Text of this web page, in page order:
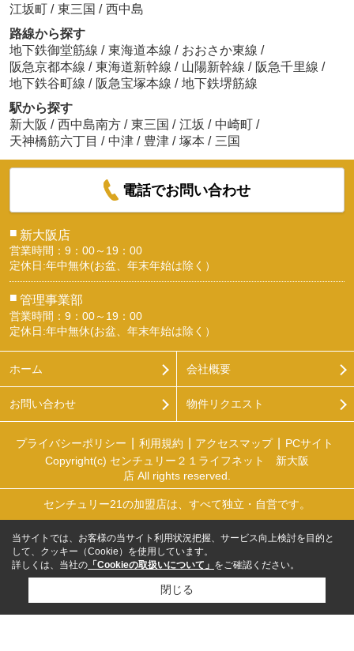
江坂町 / 東三国 / 西中島
路線から探す
地下鉄御堂筋線 / 東海道本線 / おおさか東線 /
阪急京都本線 / 東海道新幹線 / 山陽新幹線 / 阪急千里線 /
地下鉄谷町線 / 阪急宝塚本線 / 地下鉄堺筋線
駅から探す
新大阪 / 西中島南方 / 東三国 / 江坂 / 中崎町 /
天神橋筋六丁目 / 中津 / 豊津 / 塚本 / 三国
電話でお問い合わせ
■ 新大阪店
営業時間：9：00～19：00
定休日:年中無休(お盆、年末年始は除く）
■ 管理事業部
営業時間：9：00～19：00
定休日:年中無休(お盆、年末年始は除く）
ホーム 会社概要
お問い合わせ 物件リクエスト
プライバシーポリシー 利用規約 アクセスマップ
PCサイト
Copyright(c) センチュリー２１ライフネット 新大阪
店 All rights reserved.
センチュリー21の加盟店は、すべて独立・自営です。
当サイトでは、お客様の当サイト利用状況把握、サービス向上検討を目的と
して、クッキー（Cookie）を使用しています。
詳しくは、当社の 「Cookieの取扱いについて」 をご確認ください。
閉じる